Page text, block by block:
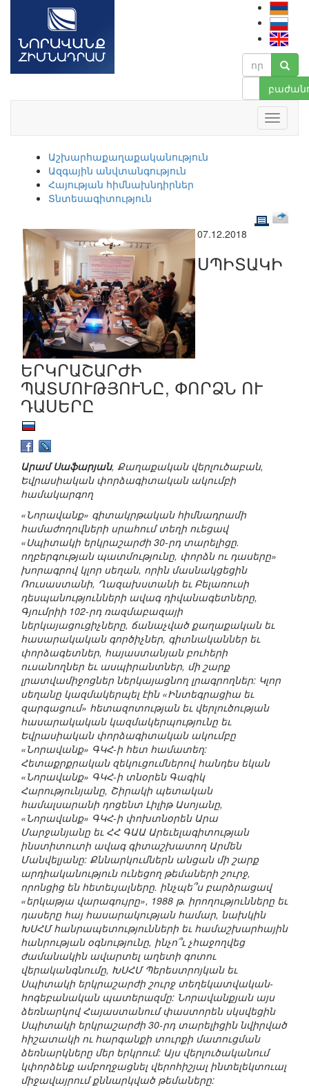
Աշխարհաքաղաքականություն
Ազգային անվտանգություն
Հայության հիմնախնդիրներ
Տնտեսագիտություն
07.12.2018
ՍՊԻՏԱԿԻ
ԵՐԿՐԱՇԱՐԺԻ
ՊԱՏՄՈՒԹՅՈՒՆԸ, ՓՈՐՁՆ ՈՒ
ԴԱՍԵՐԸ
Արամ Սաֆարյան, Քաղաքական վերլուծաբան,
Եվրասիական փորձագիտական ակումբի
համակարգող
«Նորավանք» գիտակրթական հիմնադրամի
համաժողովների սրահում տեղի ուեցավ
«Սպիտակի երկրաշարժի 30-րդ տարելիցը.
ողբերգության պատմությունը, փորձն ու դասերը»
խորագրով կլոր սեղան, որին մասնակցեցին
Ռուսաստանի, Ղազախստանի եւ Բելառուսի
դեսպանությունների ավագ դիվանագետները,
Գյումրիի 102-րդ ռազմաբազայի
ներկայացուցիչները, ճանաչված քաղաքական եւ
հասարակական գործիչներ, գիտնականներ եւ
փորձագետներ, հայաստանյան բուհերի
ուսանողներ եւ ասպիրանտներ, մի շարք
լրատվամիջոցներ ներկայացնող լրագրողներ: Կլոր
սեղանը կազմակերպել էին «Ինտեգրացիա եւ
զարգացում» հետազոտության եւ վերլուծության
հասարակական կազմակերպությունը եւ
Եվրասիական փորձագիտական ակումբը
«Նորավանք» ԳԿՀ-ի հետ համատեղ:
Հետաքրքրական զեկուցումներով հանդես եկան
«Նորավանք» ԳԿՀ-ի տնօրեն Գագիկ
Հարությունյանը, Շիրակի պետական
համալսարանի դոցենտ Լիլիթ Ասոյանը,
«Նորավանք» ԳԿՀ-ի փոխտնօրեն Արա
Մարջանյանը եւ ՀՀ ԳԱԱ Արեւելագիտության
ինստիտուտի ավագ գիտաշխատող Արմեն
Մանվելյանը: Քննարկումներն անցան մի շարք
արդիականություն ունեցող թեմաների շուրջ,
որոնցից են հետեւյալները. ինչպե՞ս բարձրացավ
«երկաթյա վարագույրը», 1988 թ. իրողությունները եւ
դասերը հայ հասարակության համար, նախկին
ԽՍՀՄ հանրապետությունների եւ համաշխարհային
հանրության օգնությունը, ինչո՞ւ չհաջողվեց
ժամանակին ավարտել աղետի գոտու
վերականգնումը, ԽՍՀՄ Պերեստրոյկան եւ
Սպիտակի երկրաշարժի շուրջ տեղեկատվական-
հոգեբանական պատերազմը: Նորավանքյան այս
ձեռնարկով Հայաստանում փաստորեն սկսվեցին
Սպիտակի երկրաշարժի 30-րդ տարելիցին նվիրված
հիշատակի ու հարգանքի տուրքի մատուցման
ձեռնարկները մեր երկրում: Այս վերլուծականում
կփորձենք ամբողջացնել վերոհիշյալ ինտելեկտուալ
միջավայրում քննարկված թեմաները: